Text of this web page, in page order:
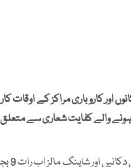
اور کاروباری مراکز کے
والے کفایت شعاری سے